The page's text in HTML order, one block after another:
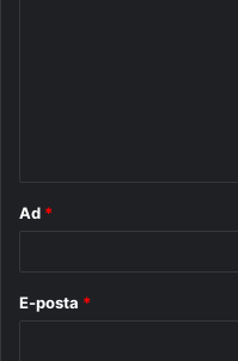
Ad *
E-posta *